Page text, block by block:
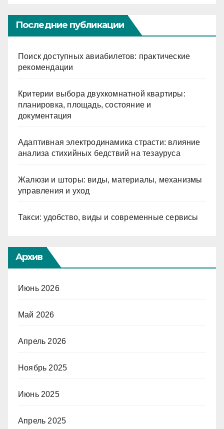
Последние публикации
Поиск доступных авиабилетов: практические
рекомендации
Критерии выбора двухкомнатной квартиры:
планировка, площадь, состояние и
документация
Адаптивная электродинамика страсти: влияние
анализа стихийных бедствий на тезауруса
Жалюзи и шторы: виды, материалы, механизмы
управления и уход
Такси: удобство, виды и современные сервисы
Архив
Июнь 2026
Май 2026
Апрель 2026
Ноябрь 2025
Июнь 2025
Апрель 2025